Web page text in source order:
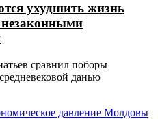
ухудшить жизнь
сравнил поборы
данью
давление Молдовы